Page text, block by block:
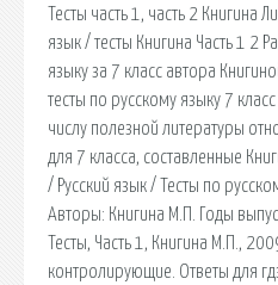
Тесты часть 1, часть 2 Книгина
язык / тесты Книгина Часть 1 2
языку за 7 класс автора
тесты по русскому языку 7
числу полезной литературы
для 7 класса, составленные
/ Русский язык / Тесты по
Авторы: Книгина М.П. Годы
Тесты, Часть 1, Книгина М.П.,
контролирующие. Ответы для